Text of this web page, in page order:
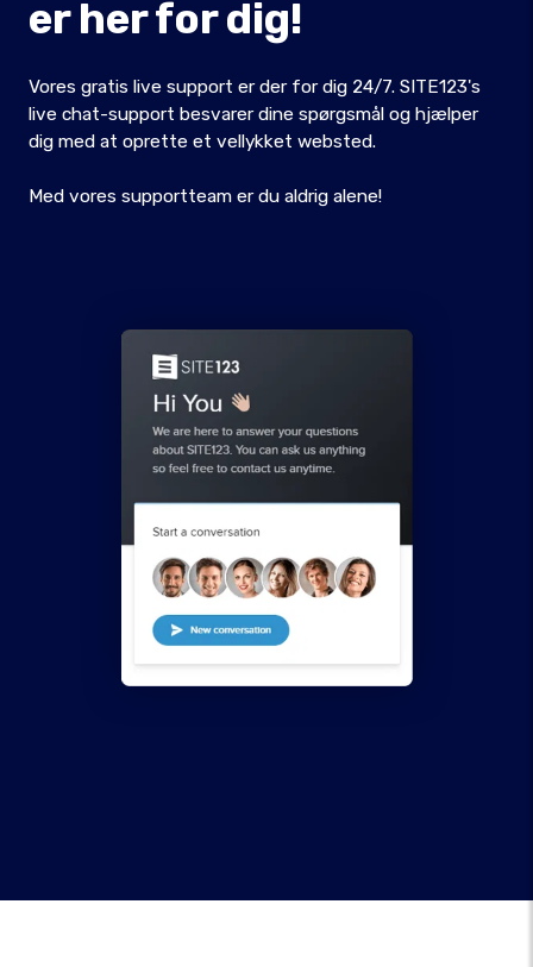
er her for dig!
Vores gratis live support er der for dig 24/7. SITE123's
live chat-support besvarer dine spørgsmål og hjælper
dig med at oprette et vellykket websted.
Med vores supportteam er du aldrig alene!